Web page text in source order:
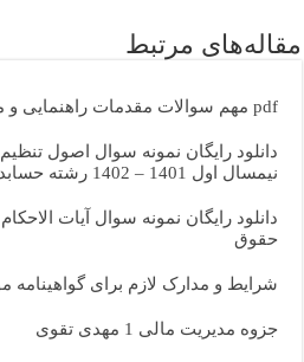
مقاله‌های مرتبط
pdf مهم سوالات مقدمات راهنمایی و مشاوره شفیع آبادی
دانلود رایگان نمونه سوال اصول
نیمسال اول 1401 – 1402 رشته حسابداری
حقوق
شرایط و مدارک لازم برای گواهینامه
جزوه مدیریت مالی 1 مهدی تقوی